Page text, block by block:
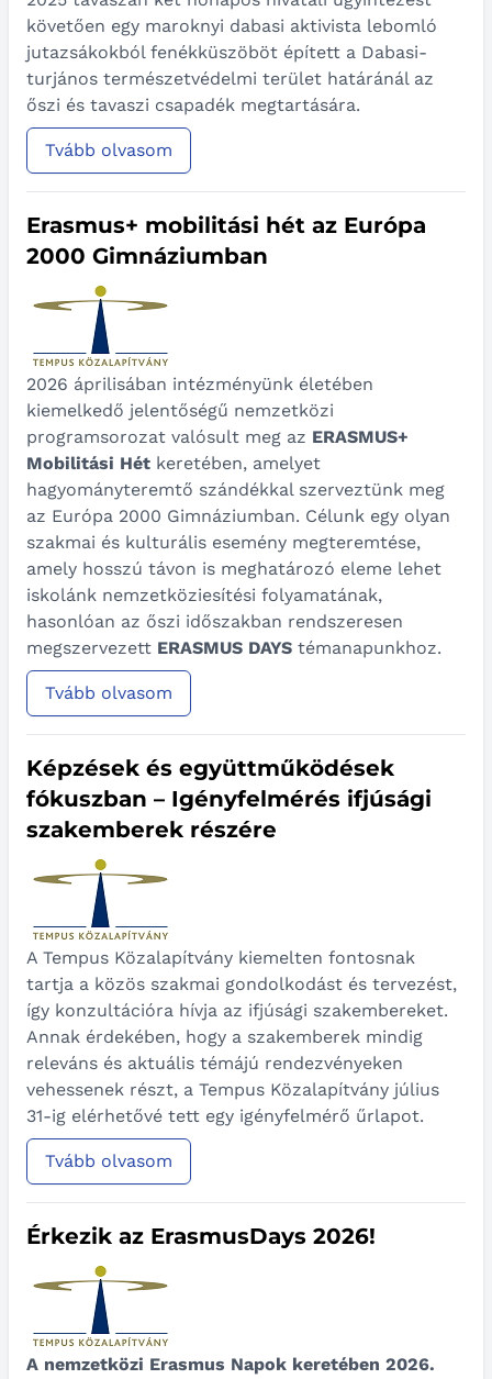
követően egy maroknyi dabasi aktivista lebomló
jutazsákokból fenékküszöböt épített a Dabasi-
turjános természetvédelmi terület határánál az
őszi és tavaszi csapadék megtartására.
Tvább olvasom
Erasmus+ mobilitási hét az Európa
2000 Gimnáziumban
2026 áprilisában intézményünk életében
kiemelkedő jelentőségű nemzetközi
programsorozat valósult meg az ERASMUS+
Mobilitási Hét keretében, amelyet
hagyományteremtő szándékkal szerveztünk meg
az Európa 2000 Gimnáziumban. Célunk egy olyan
szakmai és kulturális esemény megteremtése,
amely hosszú távon is meghatározó eleme lehet
iskolánk nemzetköziesítési folyamatának,
hasonlóan az őszi időszakban rendszeresen
megszervezett ERASMUS DAYS témanapunkhoz.
Tvább olvasom
Képzések és együttműködések
fókuszban – Igényfelmérés ifjúsági
szakemberek részére
A Tempus Közalapítvány kiemelten fontosnak
tartja a közös szakmai gondolkodást és tervezést,
így konzultációra hívja az ifjúsági szakembereket.
Annak érdekében, hogy a szakemberek mindig
releváns és aktuális témájú rendezvényeken
vehessenek részt, a Tempus Közalapítvány július
31-ig elérhetővé tett egy igényfelmérő űrlapot.
Tvább olvasom
Érkezik az ErasmusDays 2026!
A nemzetközi Erasmus Napok keretében 2026.